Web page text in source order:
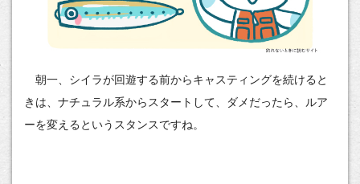
朝一、シイラが回遊する前からキャスティングを続けると
きは、ナチュラル系からスタートして、ダメだったら、ルア
ーを変えるというスタンスですね。